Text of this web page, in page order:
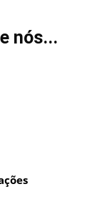
nós...